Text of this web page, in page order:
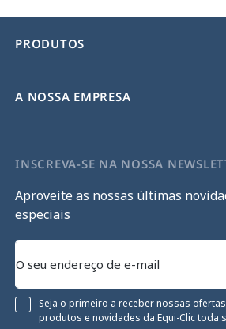
PRODUTOS
A NOSSA EMPRESA
INSCREVA-SE NA NOSSA
Aproveite as nossas últimas
especiais
Seja o primeiro a receber nossas
produtos e novidades da Equi-Clic toda